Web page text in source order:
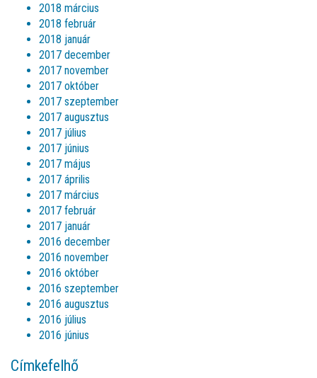
2018 március
2018 február
2018 január
2017 december
2017 november
2017 október
2017 szeptember
2017 augusztus
2017 július
2017 június
2017 május
2017 április
2017 március
2017 február
2017 január
2016 december
2016 november
2016 október
2016 szeptember
2016 augusztus
2016 július
2016 június
Címkefelhő